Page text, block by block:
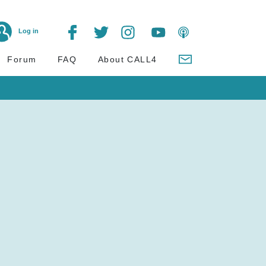
Log in
Forum FAQ About CALL4